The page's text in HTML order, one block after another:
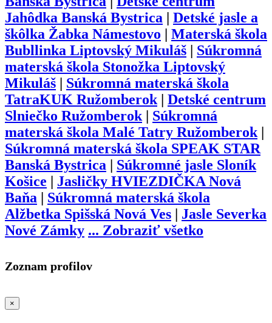
Jahôdka Banská Bystrica
Detské jasle a
škôlka Žabka Námestovo
Materská škola
Bubllinka Liptovský Mikuláš
Súkromná
materská škola Stonožka Liptovský
Mikuláš
Súkromná materská škola
TatraKUK Ružomberok| Detské centrum
Slniečko Ružomberok| Súkromná
materská škola Malé Tatry Ružomberok|
Súkromná materská škola SPEAK STAR
Banská Bystrica
Súkromné jasle Sloník
Košice
Jasličky HVIEZDIČKA Nová
Baňa
Súkromná materská škola
Alžbetka Spišská Nová Ves
Jasle Severka
Nové Zámky ... Zobraziť všetko
Zoznam profilov
×